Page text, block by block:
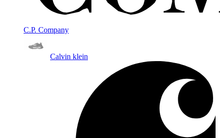
C.P. Company
Calvin klein